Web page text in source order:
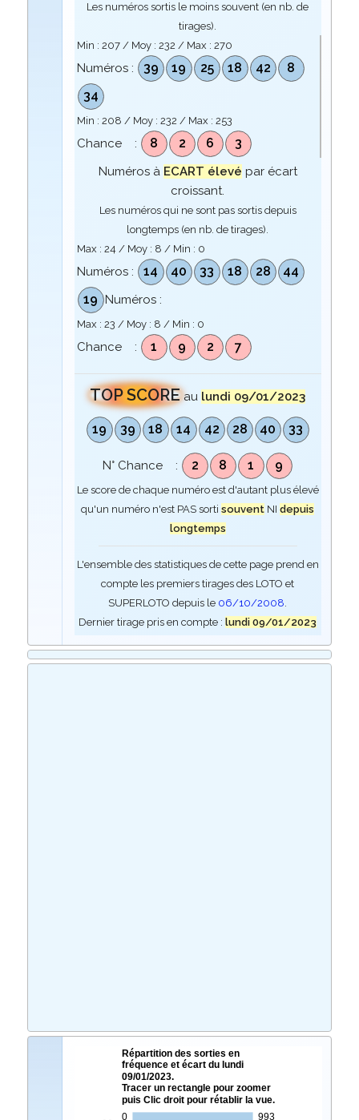
Les numéros sortis le moins souvent (en nb. de
tirages).
Min : 207/ Moy : 232 / Max : 270
Numéros : 39 19 25 18 42
8
34
Min : 208 / Moy : 232 / Max : 253
Chance : 8 2 6 3
Numéros à ECART élevé par écart
croissant.
Les numéros qui ne sont pas sortis depuis
longtemps (en nb. de tirages).
Max : 24 / Moy : 8 / Min : 0
Numéros : 14 40 33 18 28
44
19 Numéros :
Max : 23 / Moy : 8 / Min : 0
Chance : 1 9 2 7
TOP SCORE au lundi 09/01/2023
19 39 18 14 42 28 40 33
N° Chance : 2 8 1 9
Le score de chaque numéro est d'autant plus élevé
qu'un numéro n'est PAS sortisouvent NIdepuis
longtemps
L'ensemble des statistiques de cette page prend en
compte les premiers tirages des LOTO et
SUPERLOTO depuis le 06/10/2008.
Dernier tirage pris en compte :lundi 09/01/2023
Répartition des sorties en
fréquence et écart du lundi
09/01/2023.
Tracer un rectangle pour zoomer
puis Clic droit pour rétablir la vue.
0
993